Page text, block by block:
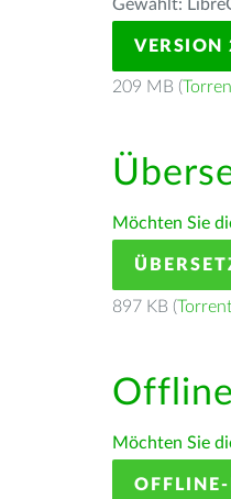
Gewählt:
VERSION
209 MB (
Möchten Sie
897 KB (Torrent
Möchten Sie